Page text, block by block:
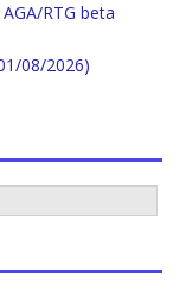
RTG beta
08/2026)